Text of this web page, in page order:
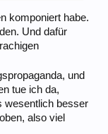
komponiert habe.
Und dafür
und
tue ich da,
wesentlich besser
also viel